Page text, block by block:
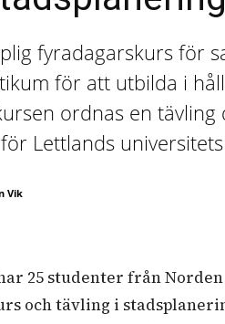
fyradagarskurs för
för att utbilda i
ordnas en
Lettlands
Vik
25 studenter från
och tävling i